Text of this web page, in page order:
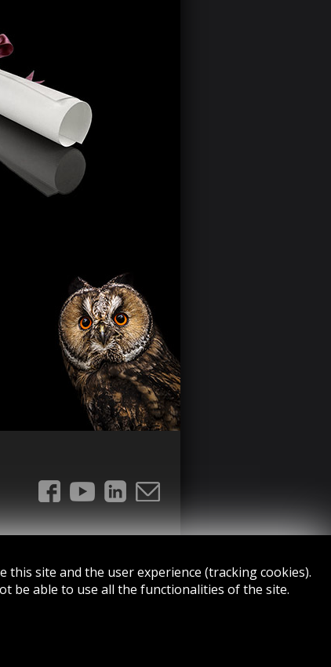
site and the user experience (tracking cookies).
be able to use all the functionalities of the site.